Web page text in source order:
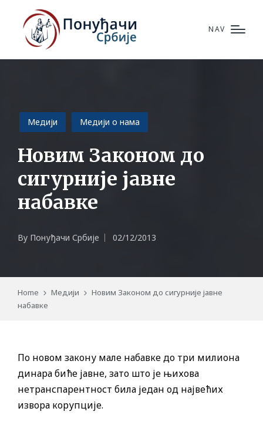
NAV
Posted
in
Медији Медији о нама
Новим Законом до
сигурније јавне
набавке
Posted
By Понуђачи Србије 02/12/2013
Home Медији
Новим Законом до сигурније јавне
набавке
По новом закону мале набавке до три милиона
динара биће јавне, зато што је њихова
нетранспарентност била један од највећих
извора корупције.